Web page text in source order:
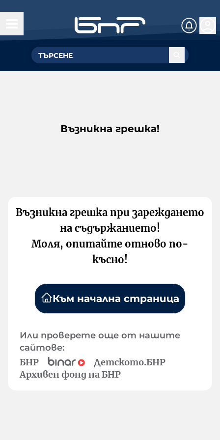
Възникна грешка!
Възникна грешка при зареждането
на съдържанието!
Моля, опитайте отново по-
късно!
Към начална страница
Или проверете още от нашите
сайтове:
БНР
Детското.БНР
Архивен фонд на БНР